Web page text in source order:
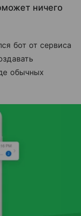
ничего
бот от сервиса
обычных